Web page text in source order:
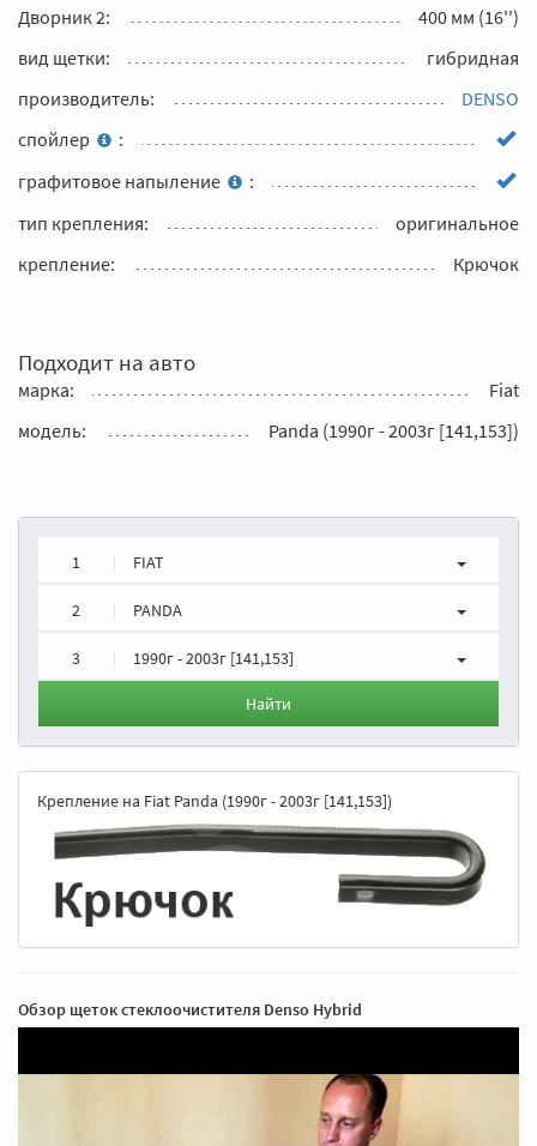
Дворник 2:
400 мм (16'')
вид щетки:
гибридная
производитель:
DENSO
спойлер
:
графитовое напыление
:
тип крепления:
оригинальное
крепление:
Крючок
Подходит на авто
марка:
Fiat
модель:
Panda (1990г - 2003г [141,153])
1 FIAT
2 PANDA
3 1990г - 2003г [141,153]
Найти
Крепление на Fiat Panda (1990г - 2003г [141,153])
Обзор щеток стеклоочистителя Denso Hybrid